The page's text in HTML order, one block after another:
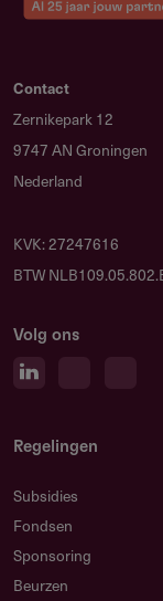
Diploma’s
Geluids-/
geluids- of
zangers en
Portfolio. Dit is
minste de
dien je naast
geef je aan
Projecten
KvK nummer
IBAN
Contact
Zernikepark 12
9747 AN Groningen
Nederland
KVK: 27247616
BTW
Volg ons
Regelingen
Subsidies
Fondsen
Sponsoring
Beurzen